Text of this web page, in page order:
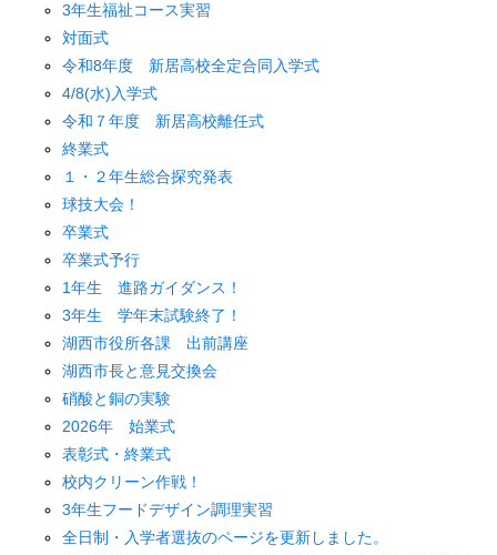
3年生福祉コース実習
対面式
令和8年度 新居高校全定合同入学式
4/8(水)入学式
令和７年度 新居高校離任式
終業式
１・２年生総合探究発表
球技大会！
卒業式
卒業式予行
1年生 進路ガイダンス！
3年生 学年末試験終了！
湖西市役所各課 出前講座
湖西市長と意見交換会
硝酸と銅の実験
2026年 始業式
表彰式・終業式
校内クリーン作戦！
3年生フードデザイン調理実習
全日制・入学者選抜のページを更新しました。